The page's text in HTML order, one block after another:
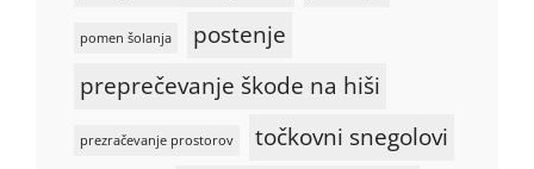
pomen šolanja
postenje
preprečevanje škode na hiši
prezračevanje prostorov točkovni snegolovi